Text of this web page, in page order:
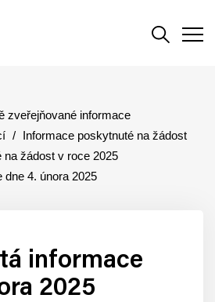
zveřejňované informace
Informace poskytnuté na žádost
žádost v roce 2025
dne 4. února 2025
informace
2025